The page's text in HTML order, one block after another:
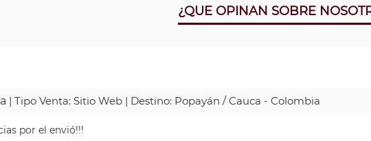
¿QUE OPINAN SOBRE
| Tipo Venta: Sitio Web | Destino: Popayán / Cauca - Colombia
por el envió!!!